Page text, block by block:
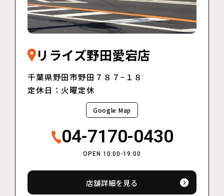
リライズ野田愛宕店
千葉県野田市野田７８７−１８
定休日：火曜定休
Google Map
04-7170-0430
OPEN 10:00-19:00
店舗詳細を見る